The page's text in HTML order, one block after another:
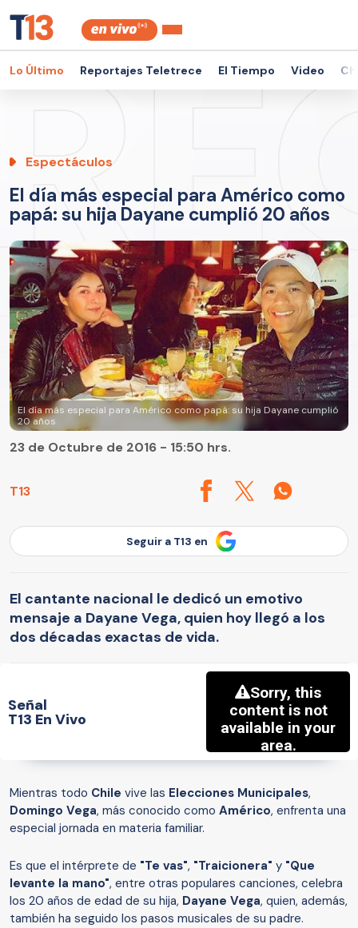
Lo Último Reportajes Teletrece El Tiempo Video
Espectáculos
El día más especial para Américo como
papá: su hija Dayane cumplió 20 años
El día más especial para Américo como papá: su hija Dayane cumplió
20 años
T13
23 de Octubre de 2016 - 15:50 hrs.
Seguir a T13 en
El cantante nacional le dedicó un emotivo
mensaje a Dayane Vega, quien hoy llegó a los
dos décadas exactas de vida.
Señal
T13 En Vivo
Mientras todo Chile vive las Elecciones Municipales,
Domingo Vega, más conocido como Américo, enfrenta una
especial jornada en materia familiar.
Es que el intérprete de "Te vas", "Traicionera" y "Que
levante la mano", entre otras populares canciones, celebra
los 20 años de edad de su hija, Dayane Vega, quien, además,
también ha seguido los pasos musicales de su padre.